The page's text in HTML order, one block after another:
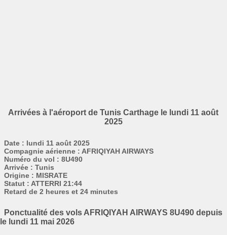
Arrivées à l'aéroport de Tunis Carthage le lundi 11 août
2025
Date : lundi 11 août 2025
Compagnie aérienne : AFRIQIYAH AIRWAYS
Numéro du vol : 8U490
Arrivée : Tunis
Origine : MISRATE
Statut : ATTERRI 21:44
Retard de 2 heures et 24 minutes
Ponctualité des vols AFRIQIYAH AIRWAYS 8U490 depuis
le lundi 11 mai 2026